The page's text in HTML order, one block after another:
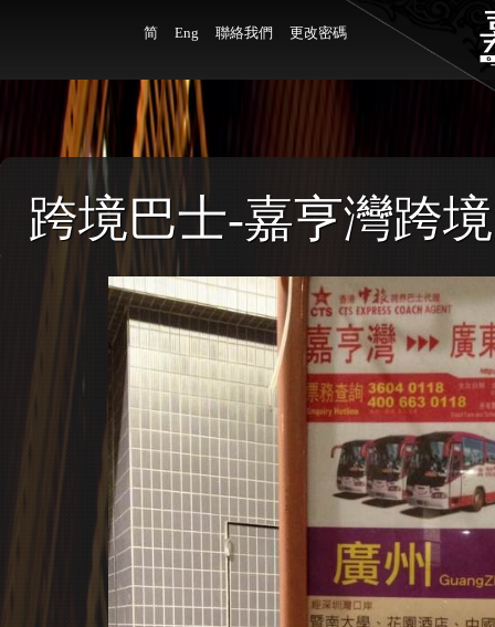
简 Eng 聯絡我們 更改密碼
跨境巴士-嘉亨灣跨